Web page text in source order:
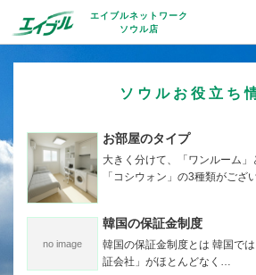
エイブルネットワーク
ソウル店
ソウルお役立ち
お部屋のタイプ
大きく分けて、「ワンルーム」
「コシウォン」の3種類がござ
no image
韓国の保証金制度
韓国の保証金制度とは 韓国で
証会社」がほとんどなく…